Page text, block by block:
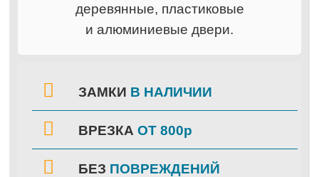
деревянные, пластиковые
и алюминиевые двери.
ЗАМКИ В НАЛИЧИИ
ВРЕЗКА ОТ 800р
БЕЗ ПОВРЕЖДЕНИЙ